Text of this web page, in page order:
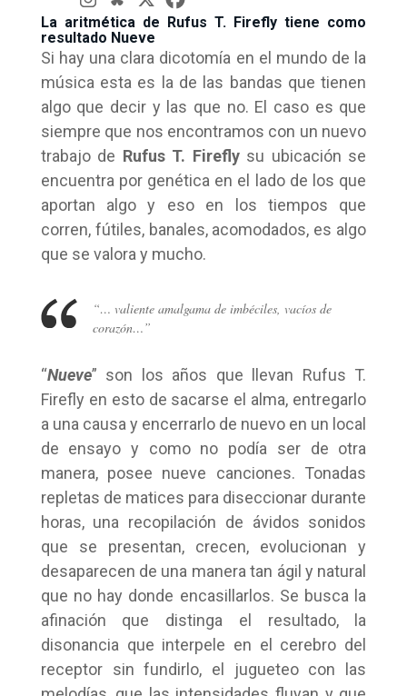
La aritmética de Rufus T. Firefly tiene como
resultado Nueve
Si hay una clara dicotomía en el mundo de la
música esta es la de las bandas que tienen
algo que decir y las que no. El caso es que
siempre que nos encontramos con un nuevo
trabajo de Rufus T. Fireflysu ubicación se
encuentra por genética en el lado de los que
aportan algo y eso en los tiempos que
corren, fútiles, banales, acomodados, es algo
que se valora y mucho.
“… valiente amalgama de imbéciles, vacíos de
corazón…”
“Nueve” son los años que llevan Rufus T.
Firefly en esto de sacarse el alma, entregarlo
a una causa y encerrarlo de nuevo en un local
de ensayo y como no podía ser de otra
manera, posee nueve canciones. Tonadas
repletas de matices para diseccionar durante
horas, una recopilación de ávidos sonidos
que se presentan, crecen, evolucionan y
desaparecen de una manera tan ágil y natural
que no hay donde encasillarlos. Se busca la
afinación que distinga el resultado, la
disonancia que interpele en el cerebro del
receptor sin fundirlo, el jugueteo con las